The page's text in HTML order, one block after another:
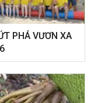
PHÁ VƯƠN XA